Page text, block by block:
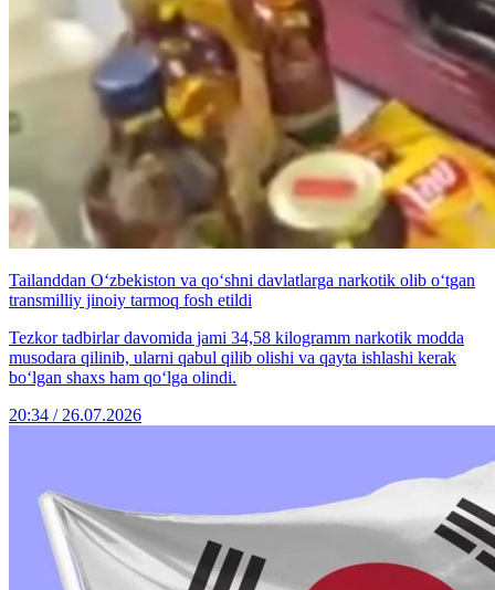
Tailanddan O‘zbekiston va qo‘shni davlatlarga narkotik olib o‘tgan
transmilliy jinoiy tarmoq fosh etildi
Tezkor tadbirlar davomida jami 34,58 kilogramm narkotik modda
musodara qilinib, ularni qabul qilib olishi va qayta ishlashi kerak
bo‘lgan shaxs ham qo‘lga olindi.
20:34 / 26.07.2026